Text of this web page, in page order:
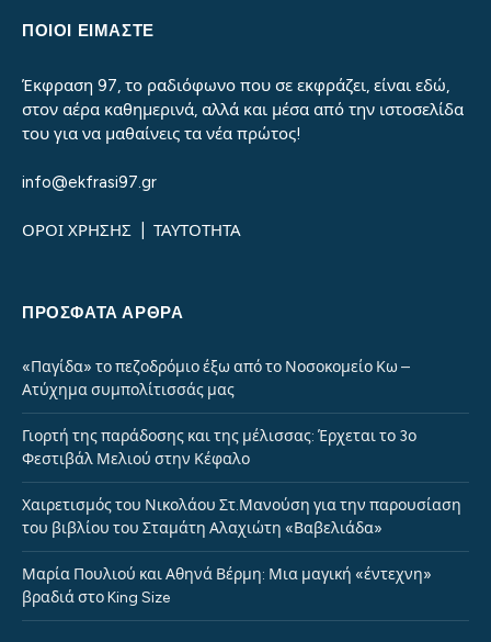
ΠΟΙΟΙ ΕΙΜΑΣΤΕ
Έκφραση 97, το ραδιόφωνο που σε εκφράζει, είναι εδώ,
στον αέρα καθημερινά, αλλά και μέσα από την ιστοσελίδα
του για να μαθαίνεις τα νέα πρώτος!
info@ekfrasi97.gr
ΟΡΟΙ ΧΡΗΣΗΣ ΤΑΥΤΟΤΗΤΑ
ΠΡΌΣΦΑΤΑ ΆΡΘΡΑ
«Παγίδα» το πεζοδρόμιο έξω από το Νοσοκομείο Κω –
Ατύχημα συμπολίτισσάς μας
Γιορτή της παράδοσης και της μέλισσας: Έρχεται το 3ο
Φεστιβάλ Μελιού στην Κέφαλο
Χαιρετισμός του Νικολάου Στ.Μανούση για την παρουσίαση
του βιβλίου του Σταμάτη Αλαχιώτη «Βαβελιάδα»
Μαρία Πουλιού και Αθηνά Βέρμη: Μια μαγική «έντεχνη»
βραδιά στο King Size